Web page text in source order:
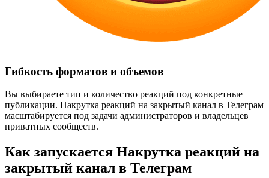
Гибкость форматов и объемов
Вы выбираете тип и количество реакций под конкретные
публикации. Накрутка реакций на закрытый канал в Телеграм
масштабируется под задачи администраторов и владельцев
приватных сообществ.
Как запускается Накрутка реакций на
закрытый канал в Телеграм